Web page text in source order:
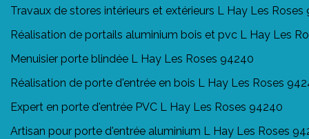
Travaux de stores intérieurs et extérieurs L Hay Les Roses
Réalisation de portails aluminium bois et pvc L Hay Les
Menuisier porte blindée L Hay Les Roses 94240
Réalisation de porte d'entrée en bois L Hay Les Roses
Expert en porte d'entrée PVC L Hay Les Roses 94240
Artisan pour porte d'entrée aluminium L Hay Les Roses